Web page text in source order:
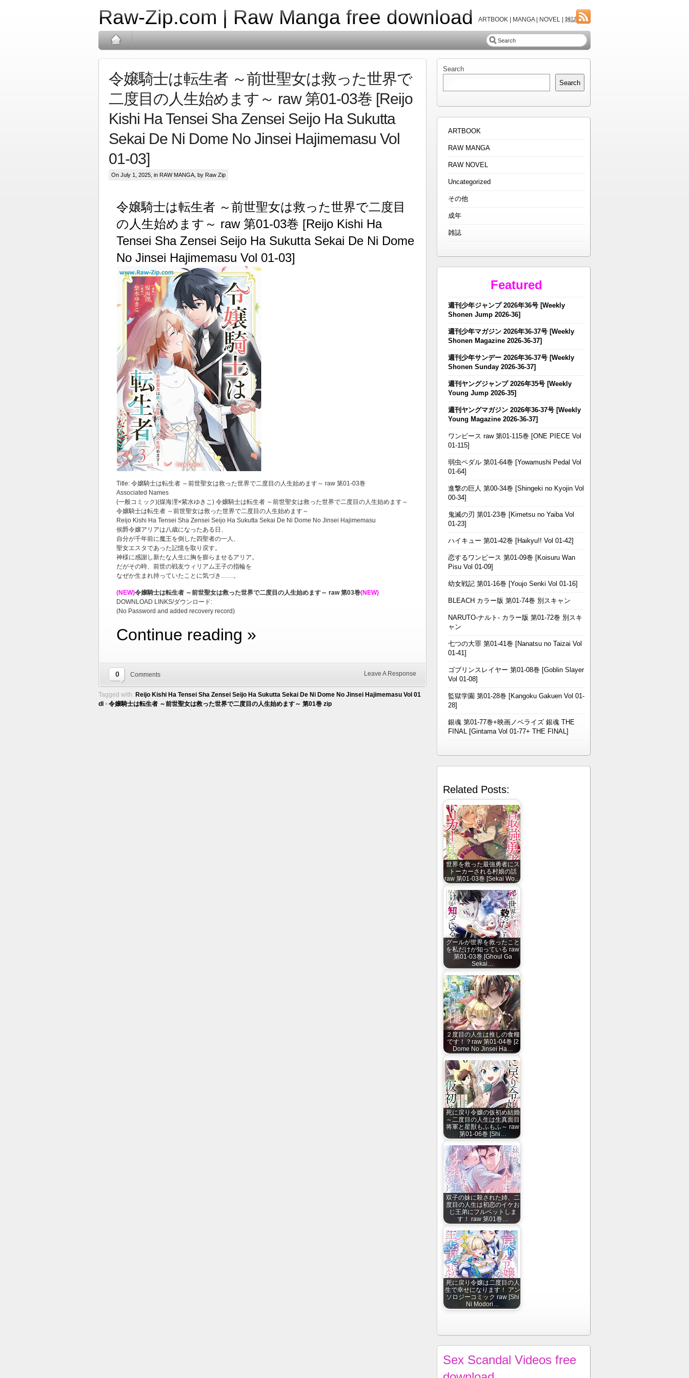
Raw-Zip.com | Raw Manga free download ARTBOOK | MANGA | NOVEL | 雑誌
令嬢騎士は転生者 ～前世聖女は救った世界で
二度目の人生始めます～ raw 第01-03巻 [Reijo
Kishi Ha Tensei Sha Zensei Seijo Ha Sukutta
Sekai De Ni Dome No Jinsei Hajimemasu Vol
01-03]
On July 1, 2025, in RAW MANGA , by Raw Zip
令嬢騎士は転生者 ～前世聖女は救った世界で二度目
の人生始めます～ raw 第01-03巻 [Reijo Kishi Ha
Tensei Sha Zensei Seijo Ha Sukutta Sekai De Ni Dome
No Jinsei Hajimemasu Vol 01-03]
Title: 令嬢騎士は転生者 ～前世聖女は救った世界で二度目の人生始めます～ raw 第01-03巻
Associated Names
(一般コミック)(煤海浬×紫水ゆきこ) 令嬢騎士は転生者 ～前世聖女は救った世界で二度目の人生始めます～
令嬢騎士は転生者 ～前世聖女は救った世界で二度目の人生始めます～
Reijo Kishi Ha Tensei Sha Zensei Seijo Ha Sukutta Sekai De Ni Dome No Jinsei Hajimemasu
侯爵令嬢アリアは八歳になったある日、
自分が千年前に魔王を倒した四聖者の一人、
聖女エスタであった記憶を取り戻す。
神様に感謝し新たな人生に胸を膨らませるアリア。
だがその時、前世の戦友ウィリアム王子の指輪を
なぜか生まれ持っていたことに気づき……。
(NEW)令嬢騎士は転生者 ～前世聖女は救った世界で二度目の人生始めます～ raw 第03巻(NEW)
DOWNLOAD LINKS/ダウンロード:
(No Password and added recovery record)
Continue reading »
0 Comments Leave A Response
Tagged with: Reijo Kishi Ha Tensei Sha Zensei Seijo Ha Sukutta Sekai De Ni Dome No Jinsei Hajimemasu Vol 01
dl • 令嬢騎士は転生者 ～前世聖女は救った世界で二度目の人生始めます～ 第01巻 zip
Search
Search
ARTBOOK
RAW MANGA
RAW NOVEL
Uncategorized
その他
成年
雑誌
Featured
週刊少年ジャンプ 2026年36号 [Weekly
Shonen Jump 2026-36]
週刊少年マガジン 2026年36-37号 [Weekly
Shonen Magazine 2026-36-37]
週刊少年サンデー 2026年36-37号 [Weekly
Shonen Sunday 2026-36-37]
週刊ヤングジャンプ 2026年35号 [Weekly
Young Jump 2026-35]
週刊ヤングマガジン 2026年36-37号 [Weekly
Young Magazine 2026-36-37]
ワンピース raw 第01-115巻 [ONE PIECE Vol
01-115]
弱虫ペダル 第01-64巻 [Yowamushi Pedal Vol
01-64]
進撃の巨人 第00-34巻 [Shingeki no Kyojin Vol
00-34]
鬼滅の刃 第01-23巻 [Kimetsu no Yaiba Vol
01-23]
ハイキュー 第01-42巻 [Haikyu!! Vol 01-42]
恋するワンピース 第01-09巻 [Koisuru Wan
Pisu Vol 01-09]
幼女戦記 第01-16巻 [Youjo Senki Vol 01-16]
BLEACH カラー版 第01-74巻 別スキャン
NARUTO-ナルト- カラー版 第01-72巻 別スキ
ャン
七つの大罪 第01-41巻 [Nanatsu no Taizai Vol
01-41]
ゴブリンスレイヤー 第01-08巻 [Goblin Slayer
Vol 01-08]
監獄学園 第01-28巻 [Kangoku Gakuen Vol 01-
28]
銀魂 第01-77巻+映画ノベライズ 銀魂 THE
FINAL [Gintama Vol 01-77+ THE FINAL]
Related Posts:
世界を救った最強勇者にス
トーカーされる村娘の話
raw 第01-03巻 [Sekai Wo…
グールが世界を救ったこと
を私だけが知っている raw
第01-03巻 [Ghoul Ga
Sekai…
２度目の人生は推しの食糧
です！？raw 第01-04巻 [2
Dome No Jinsei Ha…
死に戻り令嬢の仮初め結婚
～二度目の人生は生真面目
将軍と星獣もふもふ～ raw
第01-06巻 [Shi…
双子の妹に殺された姉、二
度目の人生は初恋のイケお
じ王弟にフルベットしま
す！ raw 第01巻…
死に戻り令嬢は二度目の人
生で幸せになります！ アン
ソロジーコミック raw [Shi
Ni Modori…
Sex Scandal Videos free